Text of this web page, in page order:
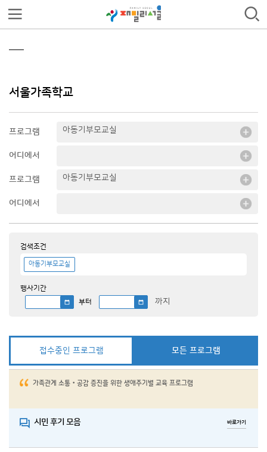
서울가족학교
프로그램 아동기부모교실
어디에서
프로그램 아동기부모교실
어디에서
검색조건
아동기부모교실
행사기간
부터
까지
접수중인 프로그램 모든 프로그램
가족관계 소통‧공감 증진을 위한 생애주기별 교육 프로그램
시민 후기 모음 바로가기